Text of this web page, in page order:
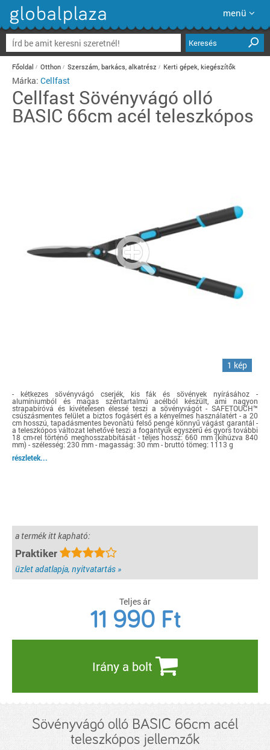
menü
Keresés
Főoldal Otthon Szerszám, barkács, alkatrész Kerti gépek, kiegészítők
Márka: Cellfast
Cellfast Sövényvágó olló
BASIC 66cm acél teleszkópos
1 kép
- kétkezes sövényvágó cserjék, kis fák és sövények nyírásához -
alumíniumból és magas széntartalmú acélból készült, ami nagyon
strapabíróvá és kivételesen élessé teszi a sövényvágót - SAFETOUCH™
csúszásmentes felület a biztos fogásért és a kényelmes használatért - a 20
cm hosszú, tapadásmentes bevonatú felső penge könnyű vágást garantál -
a teleszkópos változat lehetővé teszi a fogantyúk egyszerű és gyors további
18 cm-rel történő meghosszabbítását - teljes hossz: 660 mm (kihúzva 840
mm) - szélesség: 230 mm - magasság: 30 mm - bruttó tömeg: 1113 g
részletek...
a termék itt kapható:
Praktiker
üzlet adatlapja, nyitvatartás »
Teljes ár
11 990 Ft
Irány a bolt
Sövényvágó olló BASIC 66cm acél
teleszkópos jellemzők